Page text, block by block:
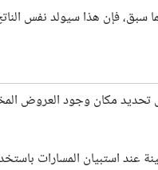
تحديد مكان وجود العروض
عند استبيان المسارات